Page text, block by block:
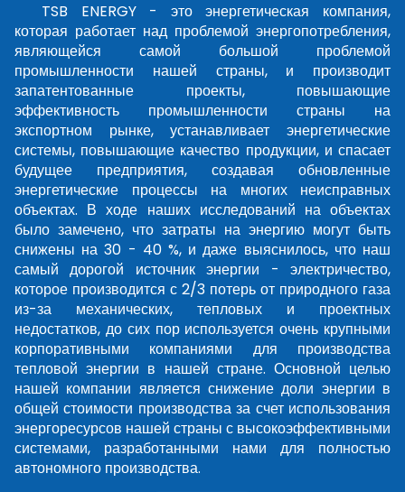
TSB ENERGY - это энергетическая компания,
которая работает над проблемой энергопотребления,
являющейся самой большой проблемой
промышленности нашей страны, и производит
запатентованные проекты, повышающие
эффективность промышленности страны на
экспортном рынке, устанавливает энергетические
системы, повышающие качество продукции, и спасает
будущее предприятия, создавая обновленные
энергетические процессы на многих неисправных
объектах. В ходе наших исследований на объектах
было замечено, что затраты на энергию могут быть
снижены на 30 - 40 %, и даже выяснилось, что наш
самый дорогой источник энергии - электричество,
которое производится с 2/3 потерь от природного газа
из-за механических, тепловых и проектных
недостатков, до сих пор используется очень крупными
корпоративными компаниями для производства
тепловой энергии в нашей стране. Основной целью
нашей компании является снижение доли энергии в
общей стоимости производства за счет использования
энергоресурсов нашей страны с высокоэффективными
системами, разработанными нами для полностью
автономного производства.